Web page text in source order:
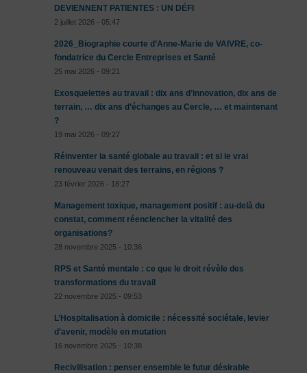
DEVIENNENT PATIENTES : UN DÉFI
2 juillet 2026 - 05:47
2026_Biographie courte d’Anne-Marie de VAIVRE, co-
fondatrice du Cercle Entreprises et Santé
25 mai 2026 - 09:21
Exosquelettes au travail : dix ans d’innovation, dix ans de
terrain, … dix ans d’échanges au Cercle, … et maintenant
?
19 mai 2026 - 09:27
Réinventer la santé globale au travail : et si le vrai
renouveau venait des terrains, en régions ?
23 février 2026 - 18:27
Management toxique, management positif : au-delà du
constat, comment réenclencher la vitalité des
organisations?
28 novembre 2025 - 10:36
RPS et Santé mentale : ce que le droit révèle des
transformations du travail
22 novembre 2025 - 09:53
L’Hospitalisation à domicile : nécessité sociétale, levier
d’avenir, modèle en mutation
16 novembre 2025 - 10:38
Recivilisation : penser ensemble le futur désirable